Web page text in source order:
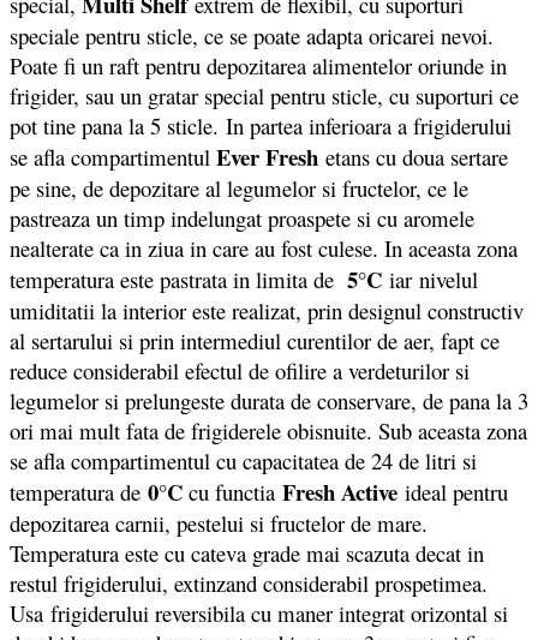
speciale pentru sticle, ce se poate adapta oricarei nevoi.
Poate fi un raft pentru depozitarea alimentelor oriunde in
frigider, sau un gratar special pentru sticle, cu suporturi ce
pot tine pana la 5 sticle. In partea inferioara a frigiderului
se afla compartimentul Ever Fresh etans cu doua sertare
pe sine, de depozitare al legumelor si fructelor, ce le
pastreaza un timp indelungat proaspete si cu aromele
nealterate ca in ziua in care au fost culese. In aceasta zona
temperatura este pastrata in limita de 5°C iar nivelul
umiditatii la interior este realizat, prin designul constructiv
al sertarului si prin intermediul curentilor de aer, fapt ce
reduce considerabil efectul de ofilire a verdeturilor si
legumelor si prelungeste durata de conservare, de pana la 3
ori mai mult fata de frigiderele obisnuite. Sub aceasta zona
se afla compartimentul cu capacitatea de 24 de litri si
temperatura de 0°C cu functia Fresh Active ideal pentru
depozitarea carnii, pestelui si fructelor de mare.
Temperatura este cu cateva grade mai scazuta decat in
restul frigiderului, extinzand considerabil prospetimea.
Usa frigiderului reversibila cu maner integrat orizontal si